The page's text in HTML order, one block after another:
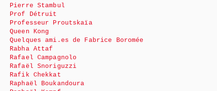
Pierre Stambul
Prof Détruit
Professeur Proutskaïa
Queen Kong
Quelques ami.es de Fabrice Boromée
Rabha Attaf
Rafael Campagnolo
Rafaël Snoriguzzi
Rafik Chekkat
Raphaël Boukandoura